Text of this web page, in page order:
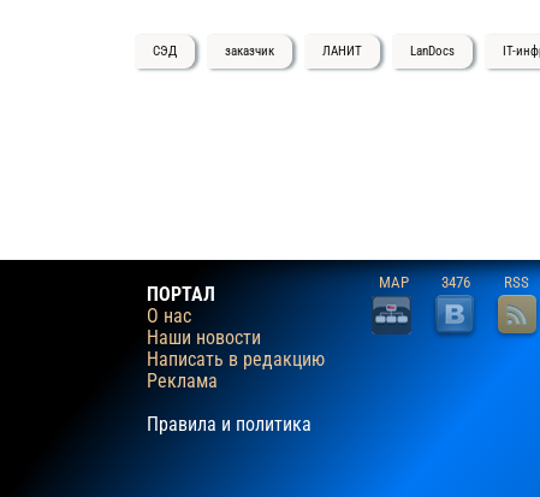
СЭД заказчик ЛАНИТ LanDocs IT-
ПОРТАЛ
О нас
Наши новости
Написать в редакцию
Реклама
Правила и политика
MAP 3476 RSS